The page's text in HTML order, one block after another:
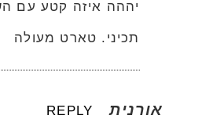
יההה איזה קטע עם
תכיני. טארט מעולה
אורנית REPLY